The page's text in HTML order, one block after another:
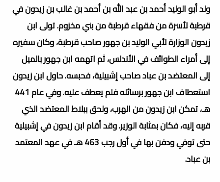
ولد أبو الوليد أحمد بن عبد الله بن أحمد بن غالب بن زيدون في
قرطبة لأسرة من فقهاء قرطبة من بني مخزوم. تولى ابن
زيدون الوزارة لأبي الوليد بن جهور صاحب قرطبة، وكان سفيره
إلى أمراء الطوائف في الأندلس، ثم اتهمه ابن جهور بالميل
إلى المعتضد بن عباد صاحب إشبيلية، فحبسه. حاول ابن زيدون
استعطاف ابن جهور برسائله فلم يعطف عليه. وفي عام 441
هـ، تمكن ابن زيدون من الهرب، ولحق ببلاط المعتضد الذي
قربه إليه، فكان بمثابة الوزير. وقد أقام ابن زيدون في إشبيلية
حتى توفي ودفن بها في أول رجب 463 هـ في عهد المعتمد
بن عباد.